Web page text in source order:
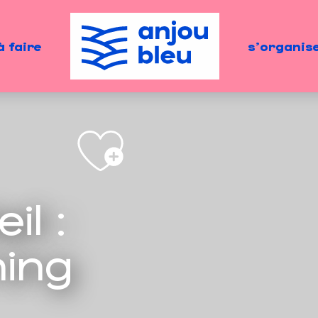
faire
: